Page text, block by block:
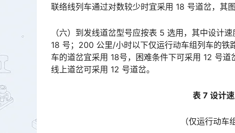
联络线列车通过对数较少时宜采用 18 号道岔，其
（六）到发线道岔型号应按表 5 选用，其中设计
18 号；200 公里/小时以下仅运行动车组列车的铁
车的道岔宜采用 18号，困难条件下可采用 12 号
线上道岔可采用 12 号道岔。󠅅󠅃󠄵󠅂󠄪󠇖󠆨󠆨󠇕󠆞󠆒󠅬󠇘󠆭󠆘󠇙󠆝󠅵󠇗󠆭󠆁󠄐󠇗󠅹󠅸󠇖󠆍󠅳󠇖󠅹󠅰󠇖󠆌󠅹
表 7 设计
（仅运行动